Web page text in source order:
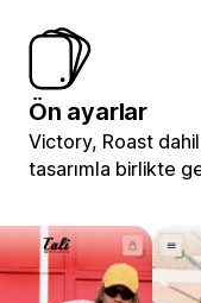
Ön ayarlar
Victory, Roast dahil
tasarımla birlikte